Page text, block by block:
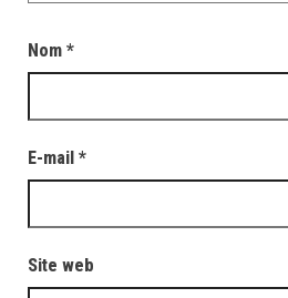
Nom *
E-mail *
Site web